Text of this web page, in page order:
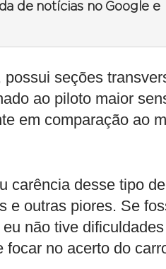
de notícias no Google e
possui seções
ao piloto maior
em comparação ao
carência desse tipo
e outras piores. Se
não tive
no acerto do